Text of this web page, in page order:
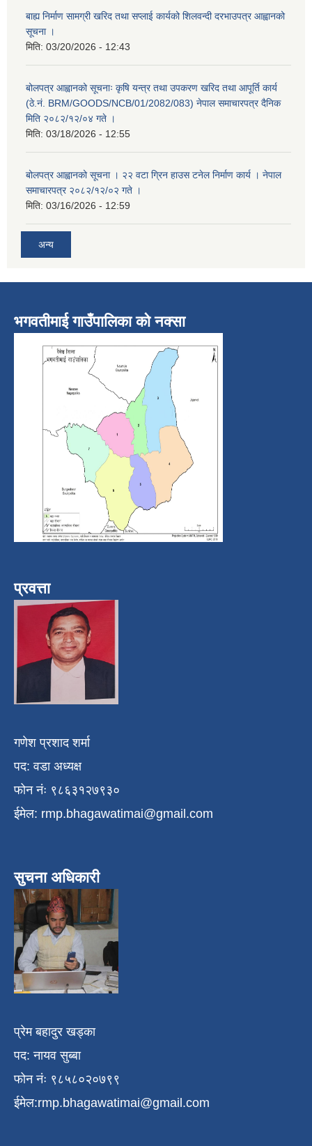
बाह्य निर्माण सामग्री खरिद तथा सप्लाई कार्यको शिलवन्दी दरभाउपत्र आह्वानको
सूचना ।
मिति: 03/20/2026 - 12:43
बोलपत्र आह्वानको सूचनाः कृषि यन्त्र तथा उपकरण खरिद तथा आपूर्ति कार्य
(ठे.नं. BRM/GOODS/NCB/01/2082/083) नेपाल समाचारपत्र दैनिक
मिति २०८२/१२/०४ गते ।
मिति: 03/18/2026 - 12:55
बोलपत्र आह्वानको सूचना । २२ वटा ग्रिन हाउस टनेल निर्माण कार्य । नेपाल
समाचारपत्र २०८२/१२/०२ गते ।
मिति: 03/16/2026 - 12:59
अन्य
भगवतीमाई गाउँपालिका को नक्सा
प्रवत्ता
गणेश प्रशाद शर्मा
पद: वडा अध्यक्ष
फोन नंः ९८६३१२७९३०
ईमेल: rmp.bhagawatimai@gmail.com
सुचना अधिकारी
प्रेम बहादुर खड्का
पद: नायव सुब्बा
फोन नंः ९८५८०२०७९९
ईमेल:rmp.bhagawatimai@gmail.com